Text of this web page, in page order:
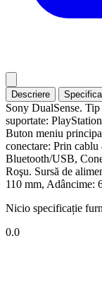
Descriere
Sony DualSense.
suportate:
Buton meniu
conectare: Prin
Bluetooth/USB,
Roşu. Sursă de
110 mm, Adâncime:
Nicio specificație
0.0